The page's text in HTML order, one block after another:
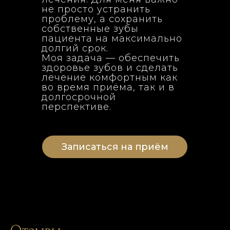
не просто устранить
проблему, а сохранить
собственные зубы
пациента на максимально
долгий срок.
Моя задача — обеспечить
здоровье зубов и сделать
лечение комфортным как
во время приёма, так и в
долгосрочной
перспективе.
Записаться на приём